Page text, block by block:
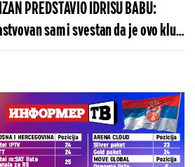
PREDSTAVIO IDRISU BABU:
sam i svestan da je ovo klub
istorijom"